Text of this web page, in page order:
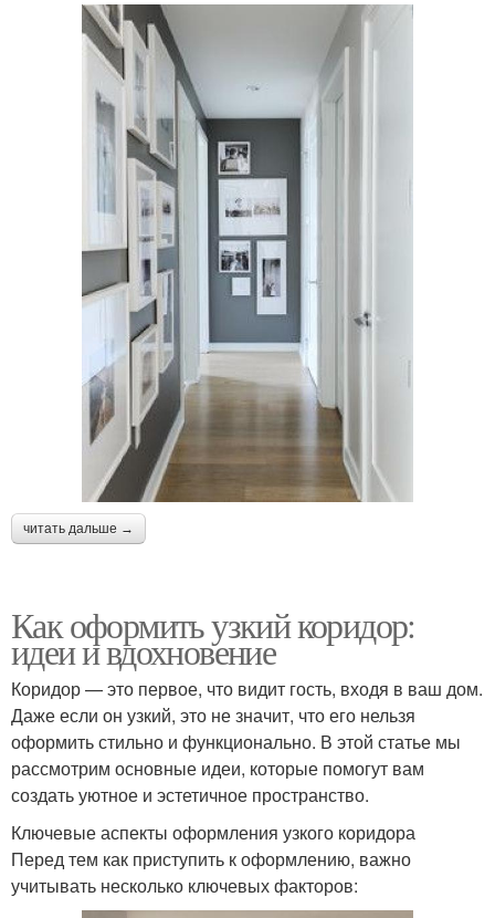
читать дальше →
Как оформить узкий коридор:
идеи и вдохновение
Коридор — это первое, что видит гость, входя в ваш дом.
Даже если он узкий, это не значит, что его нельзя
оформить стильно и функционально. В этой статье мы
рассмотрим основные идеи, которые помогут вам
создать уютное и эстетичное пространство.
Ключевые аспекты оформления узкого коридора
Перед тем как приступить к оформлению, важно
учитывать несколько ключевых факторов: